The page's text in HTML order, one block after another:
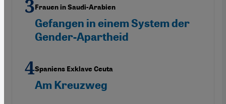
Frauen in Saudi-Arabien
Gefangen in einem System der
Gender-Apartheid
Spaniens Exklave Ceuta
Am Kreuzweg